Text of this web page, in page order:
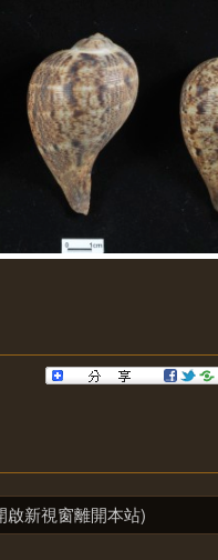
啟新視窗離開本站)